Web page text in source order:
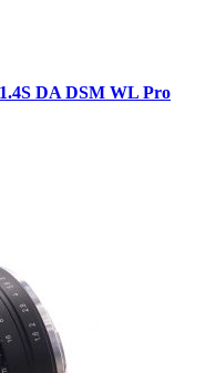
DA DSM WL Pro